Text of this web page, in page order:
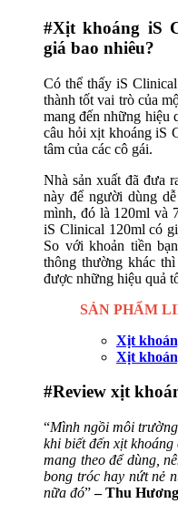
#Xịt khoáng iS
giá bao nhiêu?
Có thể thấy iS
thành tốt vai trò của
mang đến những hiệu
câu hỏi xịt khoáng iS
tâm của các cô gái.
Nhà sản xuất đã đưa
này để người dùng
mình, đó là 120ml và
iS Clinical 120ml có
So với khoản tiền
thông thường khác
được những hiệu quả
SẢN PHẨM
Xịt
Xịt
#Review xịt
“Mình ngồi môi
khi biết đến xịt
mang theo để dùng,
bong tróc hay nứt nẻ
nữa đó”– Thu